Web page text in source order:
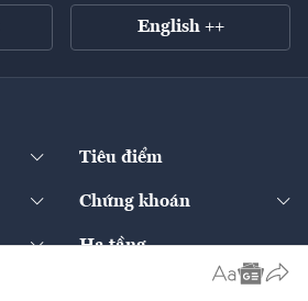
English ++
Tiêu điểm
Chứng khoán
Doanh nghiệp niêm yết
Hạ tầng